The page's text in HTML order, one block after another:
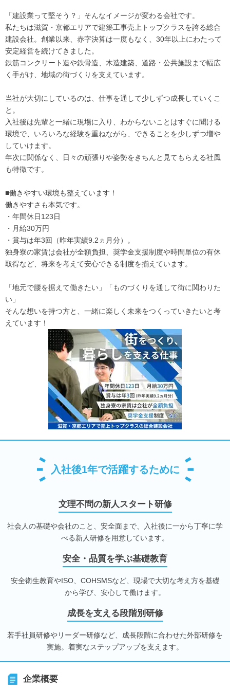
「建設業って堅そう？」そんなイメージが変わる会社です。
私たちは滋賀・京都エリアで建築工事売上トップクラスを誇る総合
建設会社。創業以来、赤字決算は一度もなく、30年以上にわたって
安定経営を続けてきました。
鉄筋コンクリート造や鉄骨造、木造建築、道路・公共施設まで幅広
く手がけ、地域の街づくりを支えています。
当社が大切にしているのは、仕事を通して少しずつ成長していくこ
と。
入社後は先輩と一緒に現場に入り、わからないことはすぐに聞ける
環境で、いろいろな経験を重ねながら、できることを少しずつ増や
していけます。
年次に関係なく、日々の頑張りや姿勢をきちんと見てもらえる社風
も特徴です。
■働きやすい環境も整えています！
働きやすさも本気です。
・年間休日123日
・月給30万円
・賞与は年3回（昨年実績9.2ヵ月分）。
独身寮の家賃は会社が全額負担、奨学金支援制度や時間単位の有休
取得など、将来を考えて安心できる制度を揃えています。
「地元で腰を据えて働きたい」「ものづくりを通して街に関わりた
い」
そんな想いを持つ方と、一緒に楽しく未来をつくっていきたいと考
えています！
入社後1年で活躍するために
文理不問の新人スタート研修
社会人の基礎や会社のこと、安全面まで、入社後に一から丁寧に学
べる新人研修を用意しています。
安全・品質を学ぶ基礎教育
安全衛生教育やISO、COHSMSなど、現場で大切な考え方を基礎
から学び、安心して働けます。
成長を支える段階別研修
若手社員研修やリーダー研修など、成長段階に合わせた外部研修を
実施。着実なステップアップを支えます。
企業概要